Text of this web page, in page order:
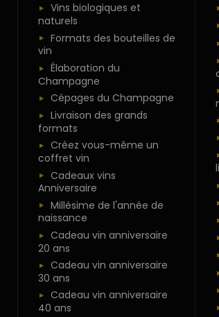
Vins biologiques et
naturels
Formats des bouteilles de
vin
Élaboration du
Champagne
Cépages du Champagne
Livraison des grands
formats
Créez vous-même un
coffret vin
Cadeaux vins
Anniversaire
Millésime de l'année de
naissance
Cadeau vin anniversaire
20 ans
Cadeau vin anniversaire
30 ans
Cadeau vin anniversaire
40 ans